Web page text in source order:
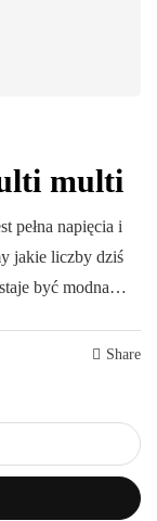
multi
pełna napięcia i
jakie liczby dziś
być modna…
Share